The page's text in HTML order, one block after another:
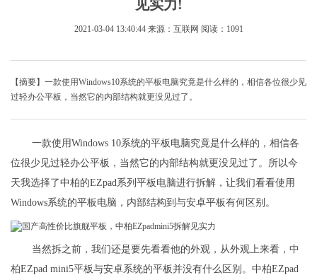
见实力!
2021-03-04 13:40:44 来源：互联网 阅读：1091
【摘要】一款使用Windows10系统的平板电脑究竟是什么样的，相信各位很少见
过轻办公平板，当然它的内部结构就更没见过了。
一款使用Windows 10系统的平板电脑究竟是什么样的，相信各
位很少见过轻办公平板，当然它的内部结构就更没见过了。所以今
天我选择了中柏的EZpad系列平板电脑进行拆解，让我们看看使用
Windows系统的平板电脑，内部结构到与安卓平板有何区别。
当然拆之前，我们还是要先看看他的外观，从外观上来看，中
柏EZpad mini5平板与安卓系统的平板并没有什么区别。中柏EZpad